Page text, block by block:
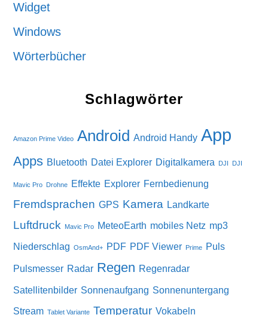
Widget
Windows
Wörterbücher
Schlagwörter
Amazon Prime Video Android Android Handy App
Apps Bluetooth Datei Explorer Digitalkamera DJI DJI
Mavic Pro Drohne Effekte Explorer Fernbedienung
Fremdsprachen GPS Kamera Landkarte
Luftdruck Mavic Pro MeteoEarth mobiles Netz mp3
Niederschlag OsmAnd+ PDF PDF Viewer Prime Puls
Pulsmesser Radar Regen Regenradar
Satellitenbilder Sonnenaufgang Sonnenuntergang
Stream Tablet Variante Temperatur Vokabeln